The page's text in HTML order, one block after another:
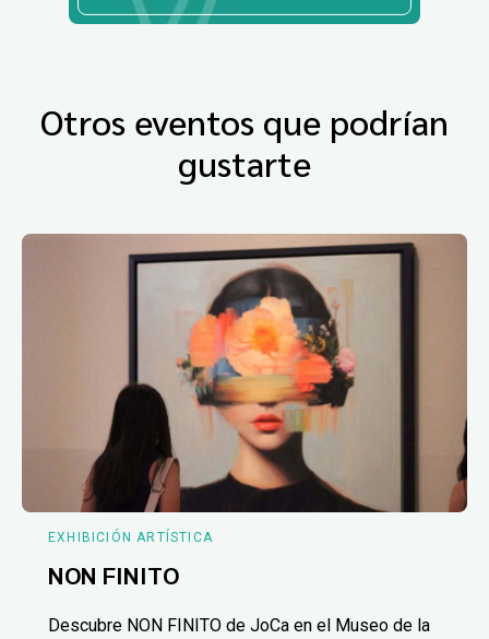
Otros eventos que podrían
gustarte
EXHIBICIÓN ARTÍSTICA
NON FINITO
Descubre NON FINITO de JoCa en el Museo de la